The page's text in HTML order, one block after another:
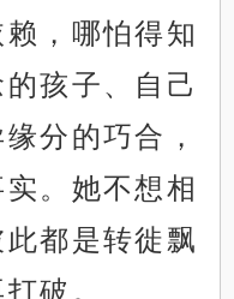
，哪怕得知
孩子、自己
分的巧合，
。她不想相
都是转徙飘
破。